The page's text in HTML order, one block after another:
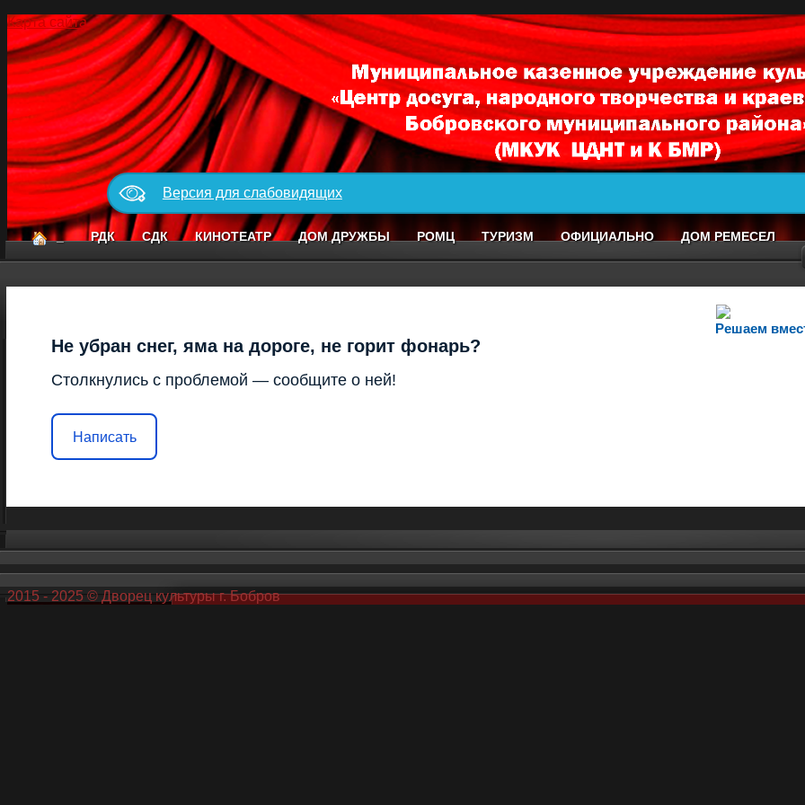
Карта сайта
Версия для слабовидящих
_ РДК СДК КИНОТЕАТР ДОМ ДРУЖБЫ РОМЦ ТУРИЗМ ОФИЦИАЛЬНО ДОМ РЕМЕСЕЛ
Решаем
Не убран снег, яма на дороге, не горит фонарь?
Столкнулись с проблемой — сообщите о ней!
Написать
2015 - 2025 © Дворец культуры г. Бобров